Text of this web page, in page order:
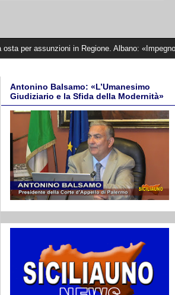
in Regione. Albano: «Impegno mantenuto,
Antonino Balsamo: «L’Umanesimo
Giudiziario e la Sfida della Modernità»